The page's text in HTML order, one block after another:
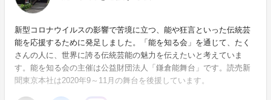
新型コロナウイルスの影響で苦境に立つ、能や狂言といった伝統芸
能を応援するために発足しました。「能を知る会」を通じて、たく
さんの人に、世界に誇る伝統芸能の魅力を伝えたいと考えていま
す。能を知る会の主催は公益財団法人「鎌倉能舞台」です。読売新
聞東京本社は2020年9～11月の舞台を後援しています。